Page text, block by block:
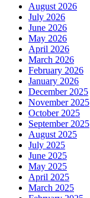
August 2026
July 2026
June 2026
May 2026
April 2026
March 2026
February 2026
January 2026
December 2025
November 2025
October 2025
September 2025
August 2025
July 2025
June 2025
May 2025
April 2025
March 2025